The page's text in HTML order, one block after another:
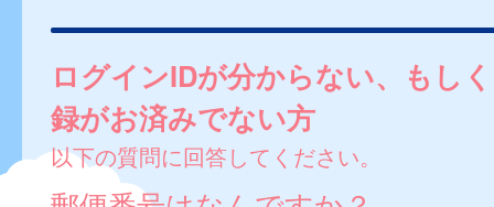
ログインIDが分からない、もし
録がお済みでない方
以下の質問に回答してください。